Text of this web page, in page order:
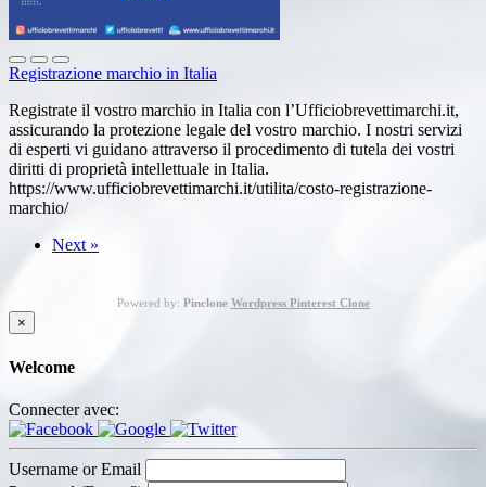
Registrazione marchio in Italia
Registrate il vostro marchio in Italia con l’Ufficiobrevettimarchi.it,
assicurando la protezione legale del vostro marchio. I nostri servizi
di esperti vi guidano attraverso il procedimento di tutela dei vostri
diritti di proprietà intellettuale in Italia.
https://www.ufficiobrevettimarchi.it/utilita/costo-registrazione-
marchio/
Next »
Powered by: Pinclone Wordpress Pinterest Clone
×
Welcome
Connecter avec:
Username or Email